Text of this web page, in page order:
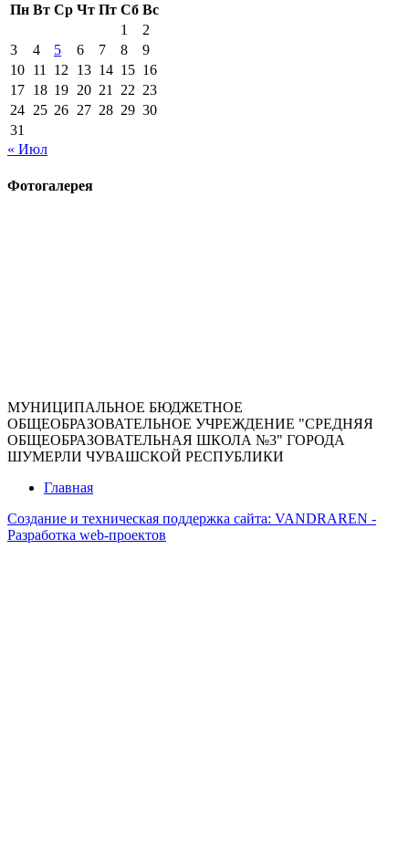
Пн Вт Ср Чт Пт Сб Вс
1
2
3
4 5 6 7 8
9
10 11 12 13 14 15 16
17 18 19 20 21 22 23
24 25 26 27 28 29 30
31
« Июл
Фотогалерея
МУНИЦИПАЛЬНОЕ БЮДЖЕТНОЕ
ОБЩЕОБРАЗОВАТЕЛЬНОЕ УЧРЕЖДЕНИЕ "СРЕДНЯЯ
ОБЩЕОБРАЗОВАТЕЛЬНАЯ ШКОЛА №3" ГОРОДА
ШУМЕРЛИ ЧУВАШСКОЙ РЕСПУБЛИКИ
Главная
Создание и техническая поддержка сайта: VANDRAREN -
Разработка web-проектов